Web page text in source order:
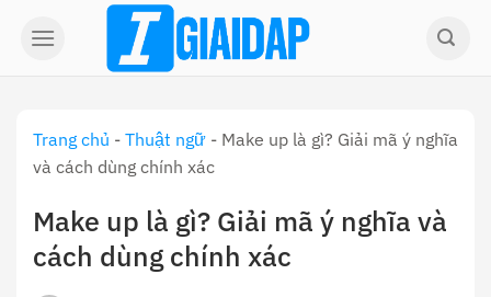
Trang chủ - Thuật ngữ - Make up là gì? Giải mã ý nghĩa
và cách dùng chính xác
Make up là gì? Giải mã ý nghĩa và
cách dùng chính xác